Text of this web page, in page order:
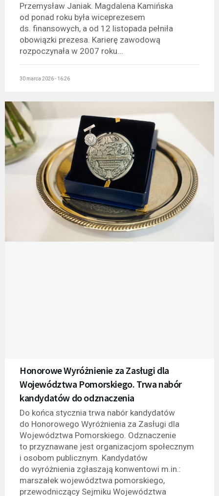
Przemysław Janiak. Magdalena Kamińska
od ponad roku była wiceprezesem
ds. finansowych, a od 12 listopada pełniła
obowiązki prezesa. Karierę zawodową
rozpoczynała w 2007 roku...
30 marca 2026 - 16:26
Honorowe Wyróżnienie za Zasługi dla
Województwa Pomorskiego. Trwa nabór
kandydatów do odznaczenia
Do końca stycznia trwa nabór kandydatów
do Honorowego Wyróżnienia za Zasługi dla
Województwa Pomorskiego. Odznaczenie
to przyznawane jest organizacjom społecznym
i osobom publicznym. Kandydatów
do wyróżnienia zgłaszają konwentowi m.in.:
marszałek województwa pomorskiego,
przewodniczący Sejmiku Województwa